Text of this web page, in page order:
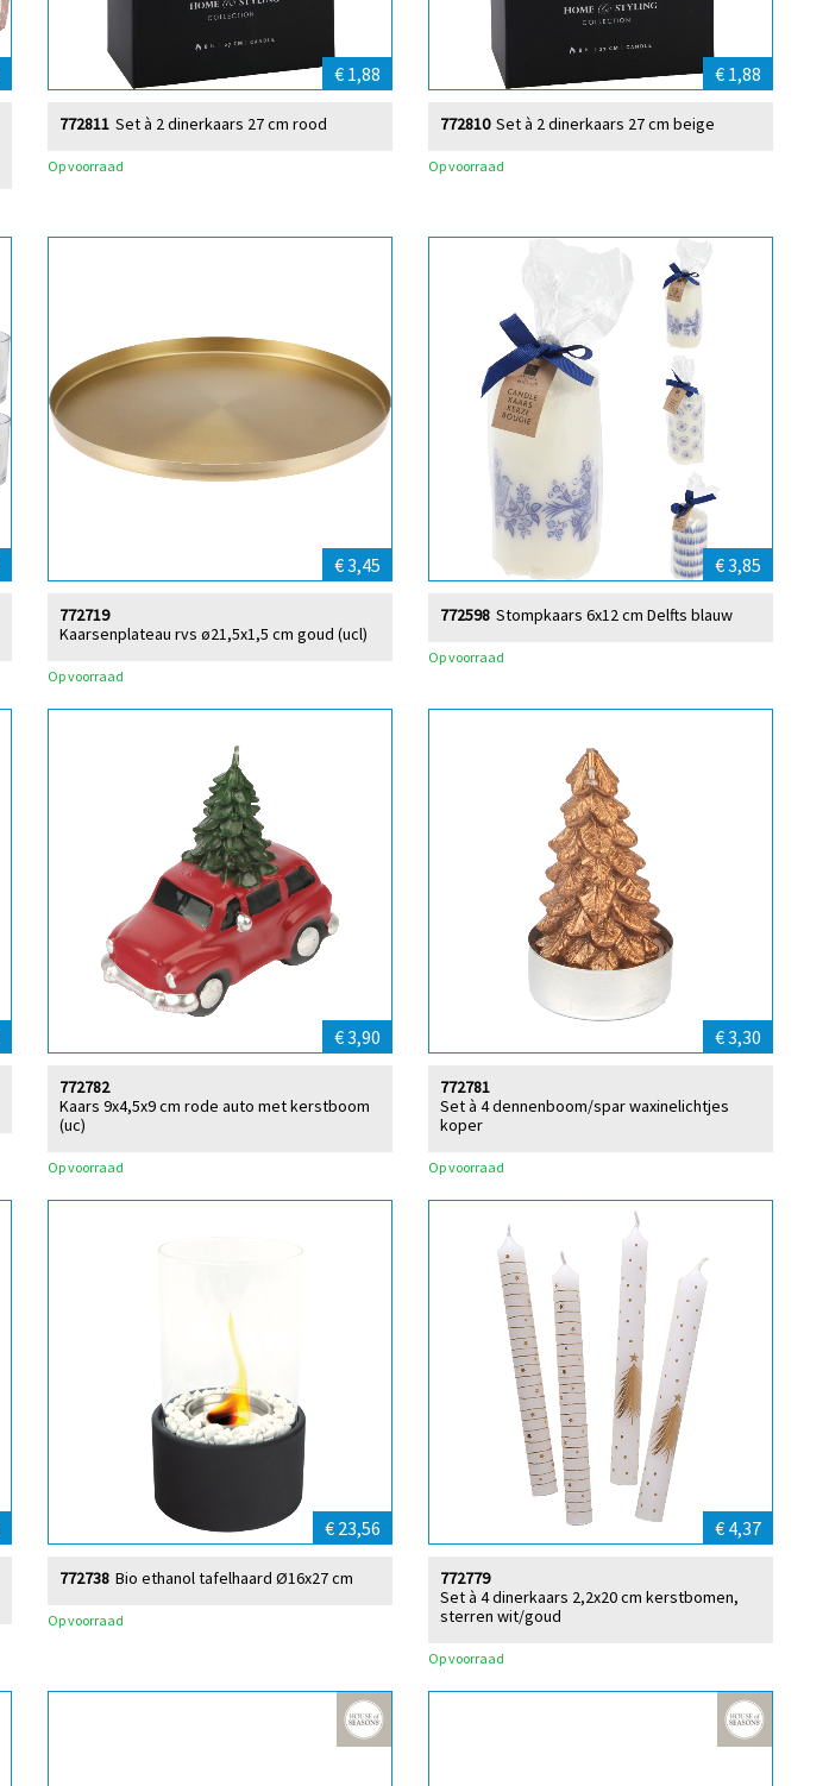
€ 1,88
Set à 2 dinerkaars 27 cm rood
772811
Op voorraad
€ 1,88
Set à 2 dinerkaars 27 cm beige
772810
Op voorraad
€ 3,45
Kaarsenplateau rvs ø21,5x1,5 cm goud (ucl)
772719
Op voorraad
€ 3,85
Stompkaars 6x12 cm Delfts blauw
772598
Op voorraad
€ 3,90
Kaars 9x4,5x9 cm rode auto met kerstboom
(uc)
772782
Op voorraad
€ 3,30
Set à 4 dennenboom/spar waxinelichtjes
koper
772781
Op voorraad
€ 23,56
Bio ethanol tafelhaard Ø16x27 cm
772738
Op voorraad
€ 4,37
Set à 4 dinerkaars 2,2x20 cm kerstbomen,
sterren wit/goud
772779
Op voorraad